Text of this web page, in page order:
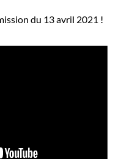
du 13 avril 2021 !